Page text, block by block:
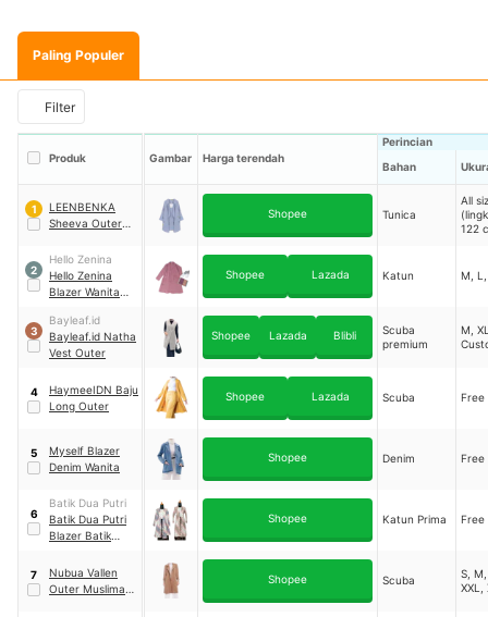
Paling Populer
Filter
Produk Gambar Harga terendah
Perincian
Bahan
1
LEENBENKA
Sheeva Outer
Shopee Tunica
All
122
2
Hello Zenina
Hello Zenina
Blazer Wanita
Shopee Lazada Katun M,
3
Bayleaf.id
Bayleaf.id Natha
Vest Outer
Shopee Lazada Blibli
Scuba
premium
M,
4
HaymeeIDN Baju
Long Outer
Shopee Lazada Scuba Free
5
Myself Blazer
Denim Wanita
Shopee Denim Free
6
Batik Dua Putri
Batik Dua Putri
Blazer Batik
Shopee Katun Prima Free
7
Nubua Vallen
Outer Muslimah
Shopee Scuba
S,
XXL,